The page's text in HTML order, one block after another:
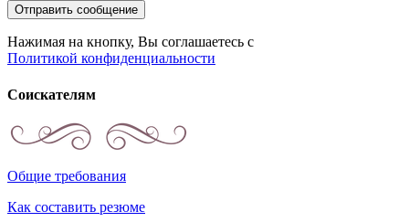
Нажимая на кнопку, Вы соглашаетесь с
Политикой конфиденциальности
Соискателям
Общие требования
Как составить резюме